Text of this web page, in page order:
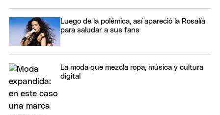
Luego de la polémica, así apareció la Rosalía
para saludar a sus fans
La moda que mezcla ropa, música y cultura
digital